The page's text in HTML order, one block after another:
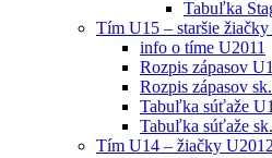
Tabuľka
Tím U15 – staršie žiačky
info o tíme U2011
Rozpis zápasov
Rozpis zápasov
Tabuľka súťaže
Tabuľka súťaže
Tím U14 – žiačky U2012